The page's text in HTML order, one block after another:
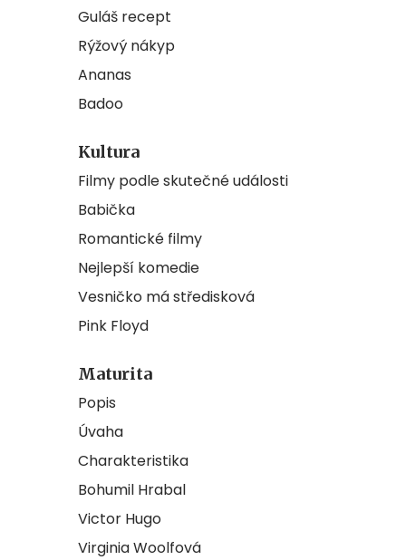
Guláš recept
Rýžový nákyp
Ananas
Badoo
Kultura
Filmy podle skutečné události
Babička
Romantické filmy
Nejlepší komedie
Vesničko má středisková
Pink Floyd
Maturita
Popis
Úvaha
Charakteristika
Bohumil Hrabal
Victor Hugo
Virginia Woolfová